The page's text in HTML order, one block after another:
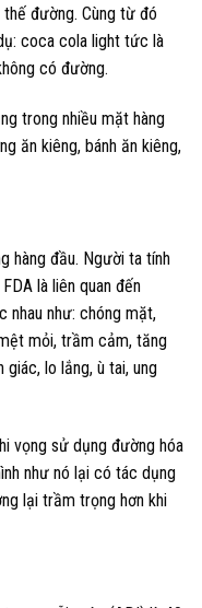
đường. Cùng từ đó
coca cola light tức là
có đường.
trong nhiều mặt hàng
ăn kiêng, bánh ăn kiêng,
hàng đầu. Người ta tính
là liên quan đến
nhau như: chóng mặt,
mỏi, trầm cảm, tăng
lo lắng, ù tai, ung
vọng sử dụng đường hóa
như nó lại có tác dụng
lại trầm trọng hơn khi